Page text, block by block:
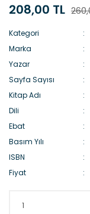
208,00 TL
Kategori
Marka
Yazar
Sayfa Sayısı
Kitap Adı
Dili
Ebat
Basım Yılı
ISBN
Fiyat